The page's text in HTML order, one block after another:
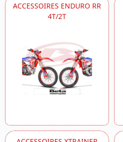
ACCESSOIRES ENDURO RR
4T/2T